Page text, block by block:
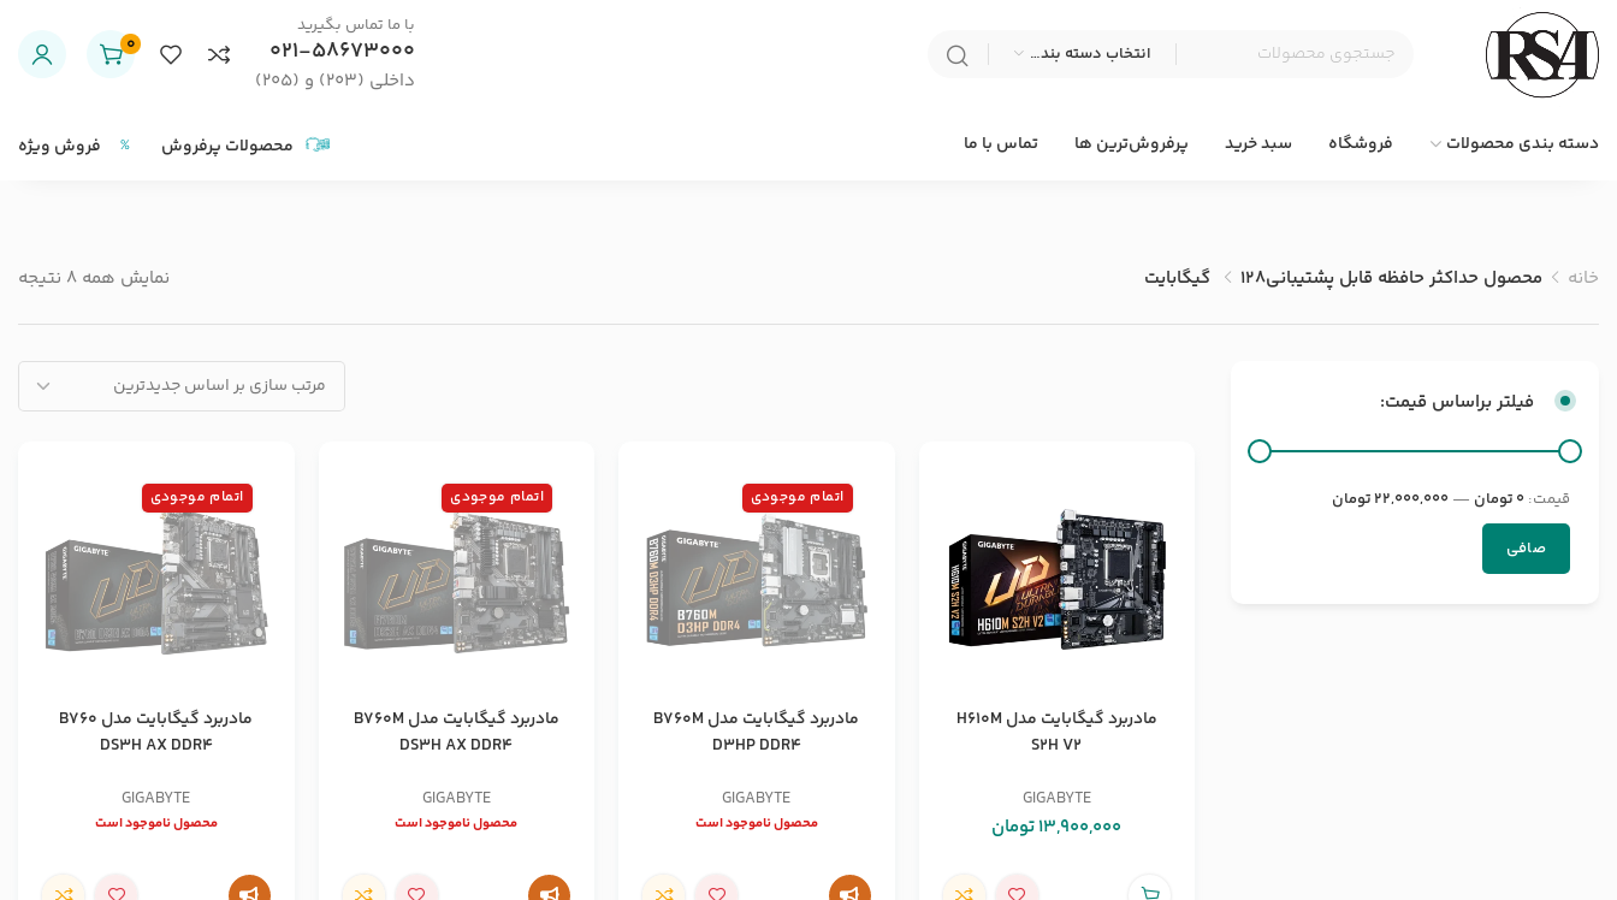
انتخاب دسته بندی
با ما تماس بگیرید
021-58673000
داخلی (203) و (205)
0
دسته بندی محصولات فروشگاه سبد خرید پرفروش‌ترین ها تماس با ما محصولات پرفروش فروش ویژه
خانه محصول حداکثر حافظه قابل پشتیبانی128 گیگابایت نمایش همه 8 نتیجه
فیلتر براساس قیمت:
صافی
قيمت: 0 تومان — 22,000,000 تومان
مادربرد گیگابایت مدل H610M
S2H V2
GIGABYTE
13,900,000تومان
اتمام موجودی
مادربرد گیگابایت مدل B760M
D3HP DDR4
GIGABYTE
محصول ناموجود است
اتمام موجودی
مادربرد گیگابایت مدل B760M
DS3H AX DDR4
GIGABYTE
محصول ناموجود است
اتمام موجودی
مادربرد گیگابایت مدل B760
DS3H AX DDR4
GIGABYTE
محصول ناموجود است